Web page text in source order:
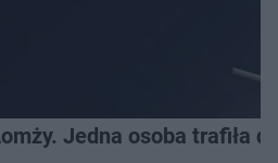
Jedna osoba trafiła